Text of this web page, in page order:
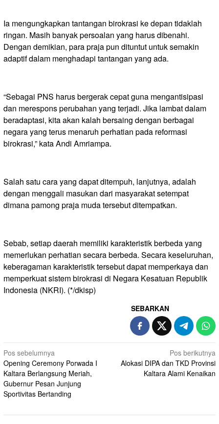
Ia mengungkapkan tantangan birokrasi ke depan tidaklah
ringan. Masih banyak persoalan yang harus dibenahi.
Dengan demikian, para praja pun dituntut untuk semakin
adaptif dalam menghadapi tantangan yang ada.
“Sebagai PNS harus bergerak cepat guna mengantisipasi
dan merespons perubahan yang terjadi. Jika lambat dalam
beradaptasi, kita akan kalah bersaing dengan berbagai
negara yang terus menaruh perhatian pada reformasi
birokrasi,” kata Andi Amriampa.
Salah satu cara yang dapat ditempuh, lanjutnya, adalah
dengan menggali masukan dari masyarakat setempat
dimana pamong praja muda tersebut ditempatkan.
Sebab, setiap daerah memiliki karakteristik berbeda yang
memerlukan perhatian secara berbeda. Secara keseluruhan,
keberagaman karakteristik tersebut dapat memperkaya dan
memperkuat sistem birokrasi di Negara Kesatuan Republik
Indonesia (NKRI). (*/dkisp)
SEBARKAN
Navigasi
pos
Pos sebelumnya
Opening Ceremony Porwada I
Kaltara Berlangsung Meriah,
Gubernur Pesan Junjung
Sportivitas Bertanding
Pos berikutnya
Alokasi DIPA dan TKD Provinsi
Kaltara Alami Kenaikan